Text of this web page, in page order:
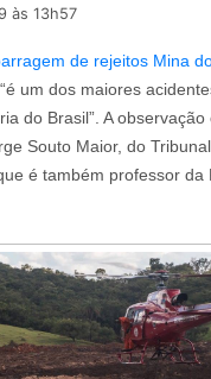
às 13h57
de rejeitos Mina
, “é um dos maiores
do Brasil”. A observação
Souto Maior, do
é também professor da